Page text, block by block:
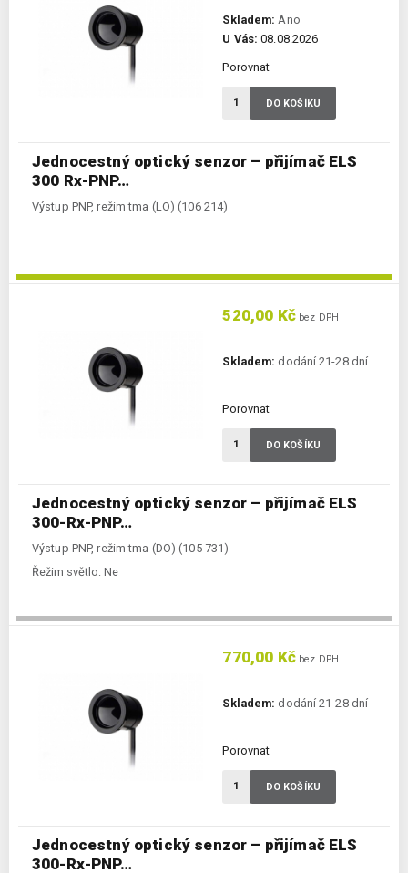
Jednocestný optický senzor – přijímač ELS
300 Rx-PNP…
Výstup PNP, režim tma (LO) (106 214)
Skladem: Ano
U Vás: 08.08.2026
Porovnat
DO KOŠÍKU
Jednocestný optický senzor – přijímač ELS
300-Rx-PNP…
Výstup PNP, režim tma (DO) (105 731)
Řežim světlo: Ne
520,00 Kč bez DPH
Skladem: dodání 21-28 dní
Porovnat
DO KOŠÍKU
Jednocestný optický senzor – přijímač ELS
300-Rx-PNP…
770,00 Kč bez DPH
Skladem: dodání 21-28 dní
Porovnat
DO KOŠÍKU